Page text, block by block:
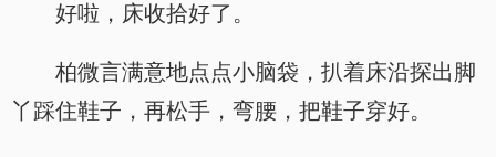
好啦，床收拾好了。
柏微言满意地点点小脑袋，扒着床沿探出脚
丫踩住鞋子，再松手，弯腰，把鞋子穿好。